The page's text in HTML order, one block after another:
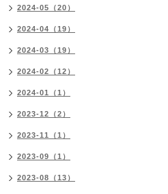
2024-05（20）
2024-04（19）
2024-03（19）
2024-02（12）
2024-01（1）
2023-12（2）
2023-11（1）
2023-09（1）
2023-08（13）